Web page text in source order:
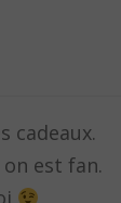
cadeaux.
est fan.